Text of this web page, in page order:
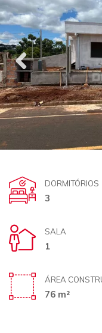
DORMITÓRIOS
3
SALA
1
ÁREA
76 m²